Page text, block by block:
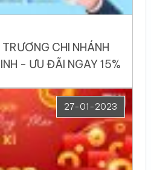
CHI NHÁNH
- ƯU ĐÃI NGAY 15%
27-01-2023